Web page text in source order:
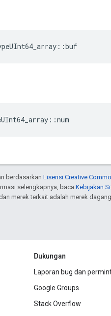
berdasarkan Lisensi Creative
selengkapnya, baca Kebijakan
merek terkait adalah merek
Dukungan
Laporan bug dan
Google Groups
Stack Overflow